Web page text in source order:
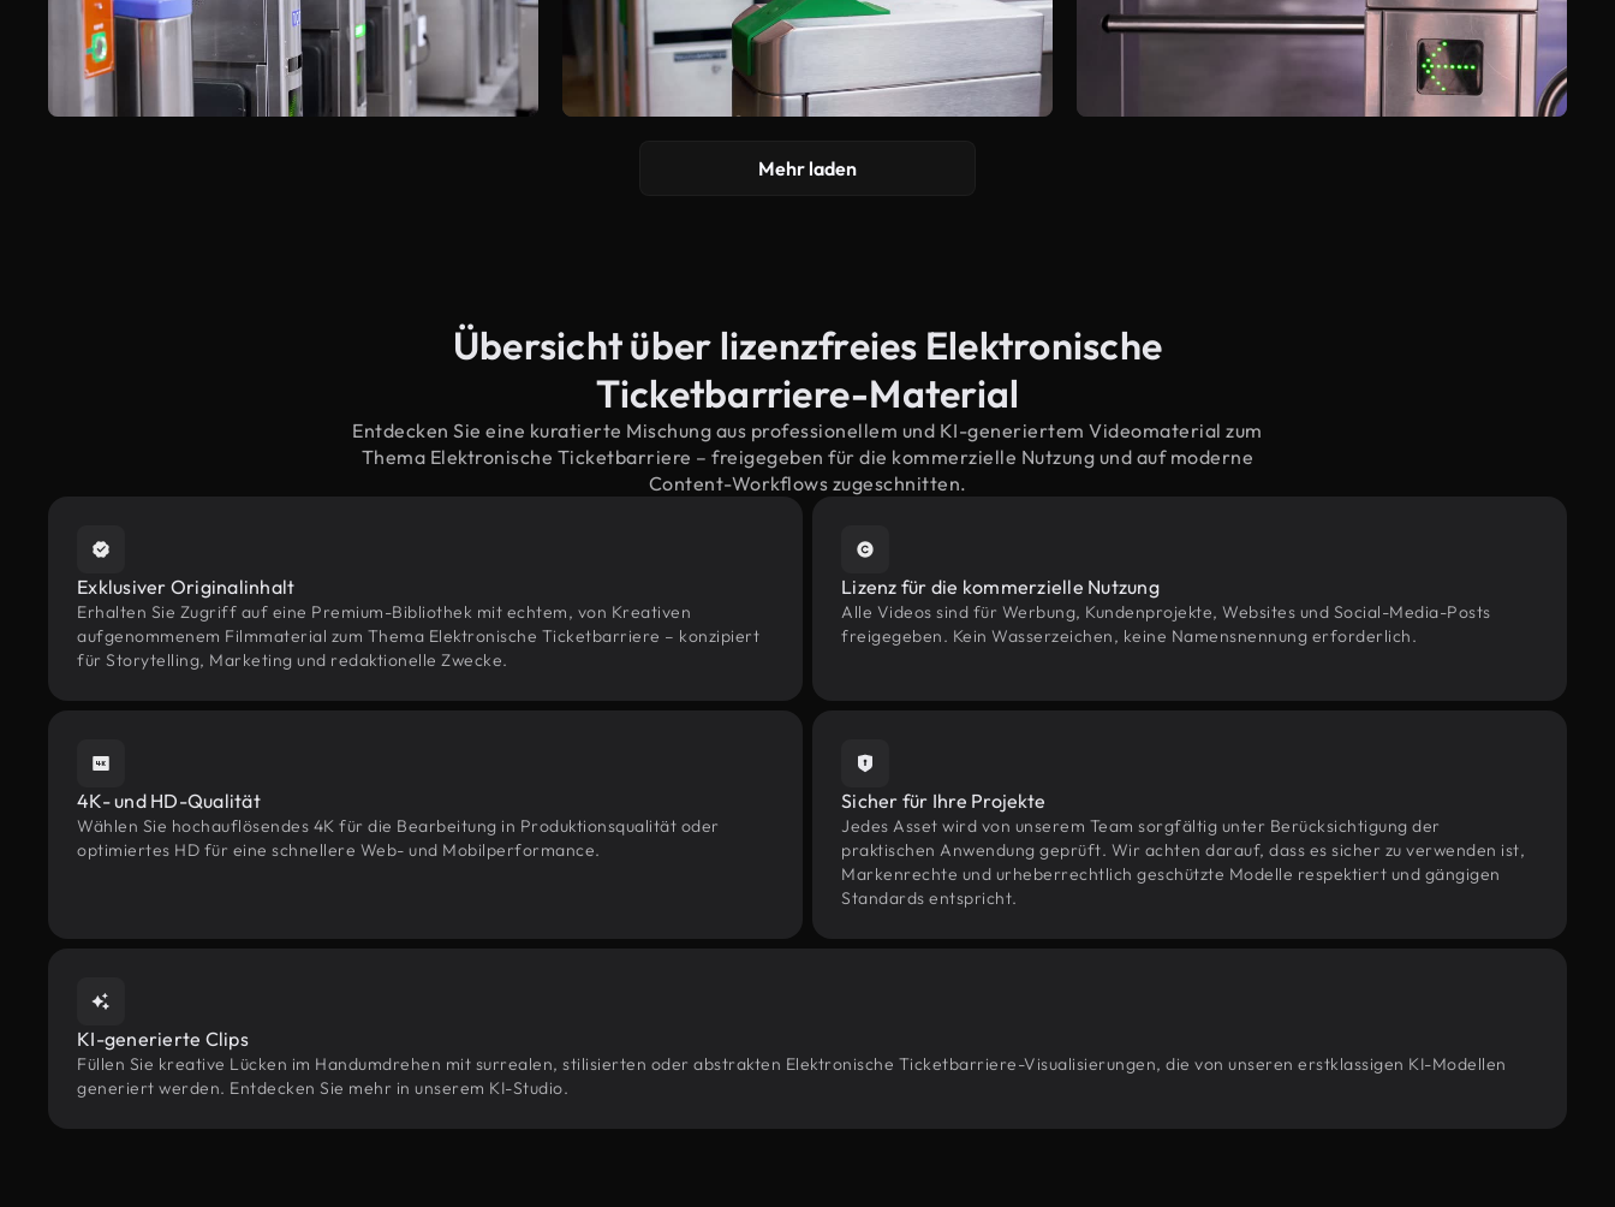
Mehr laden
Übersicht über lizenzfreies Elektronische
Ticketbarriere-Material
Entdecken Sie eine kuratierte Mischung aus professionellem und KI-generiertem Videomaterial zum
Thema Elektronische Ticketbarriere – freigegeben für die kommerzielle Nutzung und auf moderne
Content-Workflows zugeschnitten.
Exklusiver Originalinhalt
Erhalten Sie Zugriff auf eine Premium-Bibliothek mit echtem, von Kreativen
aufgenommenem Filmmaterial zum Thema Elektronische Ticketbarriere – konzipiert
für Storytelling, Marketing und redaktionelle Zwecke.
Lizenz für die kommerzielle Nutzung
Alle Videos sind für Werbung, Kundenprojekte, Websites und Social-Media-Posts
freigegeben. Kein Wasserzeichen, keine Namensnennung erforderlich.
4K- und HD-Qualität
Wählen Sie hochauflösendes 4K für die Bearbeitung in Produktionsqualität oder
optimiertes HD für eine schnellere Web- und Mobilperformance.
Sicher für Ihre Projekte
Jedes Asset wird von unserem Team sorgfältig unter Berücksichtigung der
praktischen Anwendung geprüft. Wir achten darauf, dass es sicher zu verwenden ist,
Markenrechte und urheberrechtlich geschützte Modelle respektiert und gängigen
Standards entspricht.
KI-generierte Clips
Füllen Sie kreative Lücken im Handumdrehen mit surrealen, stilisierten oder abstrakten Elektronische Ticketbarriere-Visualisierungen, die von unseren erstklassigen KI-Modellen
generiert werden. Entdecken Sie mehr in unserem KI-Studio.